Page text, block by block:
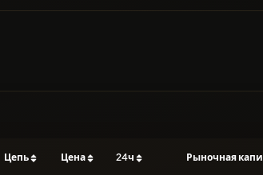
Цепь Цена 24ч Рыночная